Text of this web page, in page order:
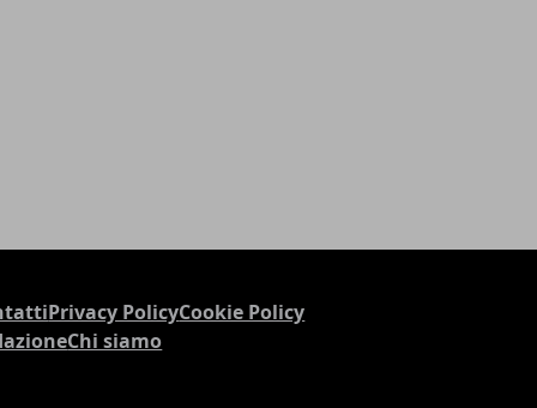
Privacy PolicyCookie Policy
Chi siamo